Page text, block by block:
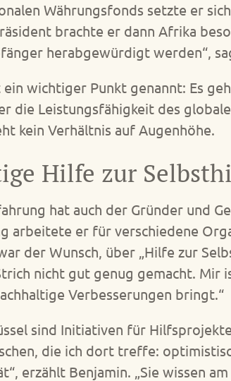
Währungsfonds setzte er
brachte er dann Afrika
herabgewürdigt werden“,
wichtiger Punkt genannt: Es
die Leistungsfähigkeit des
kein Verhältnis auf Augenhöhe.
Hilfe zur
hat auch der Gründer und
arbeitete er für verschiedene
der Wunsch, über „Hilfe zur
nicht gut genug gemacht. Mir
Verbesserungen bringt.“
sind Initiativen für
die ich dort treffe:
erzählt Benjamin. „Sie wissen